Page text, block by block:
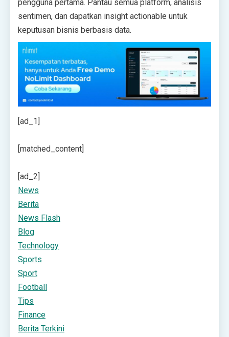
pengguna pertama. Pantau semua platform, analisis
sentimen, dan dapatkan insight actionable untuk
keputusan bisnis berbasis data.
[ad_1]
[matched_content]
[ad_2]
News
Berita
News Flash
Blog
Technology
Sports
Sport
Football
Tips
Finance
Berita Terkini